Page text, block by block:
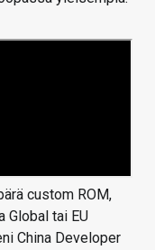
custom ROM,
Global tai EU
China Developer